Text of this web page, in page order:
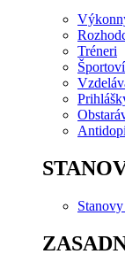
Tréneri